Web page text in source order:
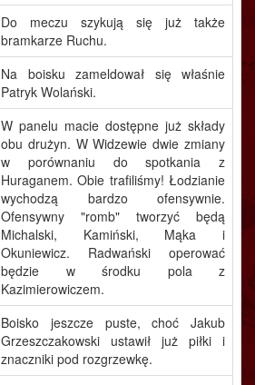
Do meczu szykują się już także
bramkarze Ruchu.
Na boisku zameldował się właśnie
Patryk Wolański.
W panelu macie dostępne już składy
obu drużyn. W Widzewie dwie zmiany
w porównaniu do spotkania z
Huraganem. Obie trafiliśmy! Łodzianie
wychodzą bardzo ofensywnie.
Ofensywny "romb" tworzyć będą
Michalski, Kamiński, Mąka i
Okuniewicz. Radwański operować
będzie w środku pola z
Kazimierowiczem.
Boisko jeszcze puste, choć Jakub
Grzeszczakowski ustawił już piłki i
znaczniki pod rozgrzewkę.